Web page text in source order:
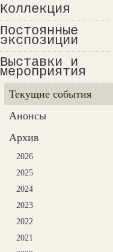
Коллекция
Постоянные
экспозиции
Выставки и
мероприятия
Текущие события
Анонсы
Архив
2026
2025
2024
2023
2022
2021